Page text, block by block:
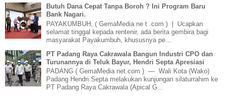
Butuh Dana Cepat Tanpa Boroh ? Ini Program Baru
Bank Nagari.
PAYAKUMBUH, ( GemaMedia ne t .com ) | Ucapkan
selamat tinggal kepada rentenir, ada berita gembira bagi
masyarakat Payakumbuh, khususnya pe...
PT Padang Raya Cakrawala Bangun Industri CPO dan
Turunannya di Teluk Bayur, Hendri Septa Apresiasi
PADANG ( GemaMedia net.com ) — Wali Kota (Wako)
Padang Hendri Septa melakukan kunjungan silaturrahim ke
PT Padang Raya Cakrawala (Apical G...